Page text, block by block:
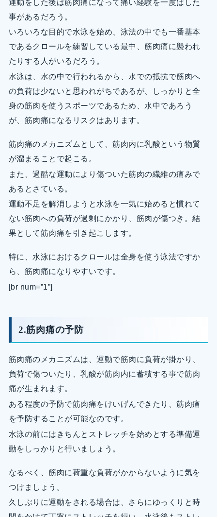
運動をした後は筋肉痛になって痛い経験を一度はした
事があるだろう。
いろいろな目的で水泳を始め、泳法の中でも一番基本
であるクロールを練習している最中、筋肉痛に襲われ
たりする人がいるだろう。
水泳は、水の中で行われるから、水での抵抗で筋肉へ
の負荷は少ないと思われがちであるが、しっかりと全
身の筋肉を使うスポーツであるため、水中であろう
が、筋肉痛になるリスクはあります。
筋肉痛のメカニズムとして、筋肉内に乳酸という物質
が溜まることで起こる。
また、過酷な運動により傷ついた筋肉の繊維の痛みで
あるとさている。
運動不足を解消しようと水泳を一気に始めると慣れて
ない筋肉への負荷が過剰にかかり、筋肉が傷つき。結
果として筋肉痛を引き起こします。
特に、水泳におけるクロールは全身を使う泳法ですか
ら、筋肉痛になりやすいです。
[br num=”1”]
2.筋肉痛の予防
筋肉痛のメカニズムは、運動で筋肉に負荷が掛かり、
負荷で傷ついたり、乳酸が筋肉内に蓄積する事で筋肉
痛が生まれます。
ある程度の予防で筋肉痛をけいげんできたり、筋肉痛
を予防することが可能なのです。
水泳の前にはきちんとストレッチを始めとする準備運
動をしっかりと行いましょう。
なるべく、筋肉に荷重な負荷がかからないように気を
つけましょう。
久しぶりに運動をされる場合は、さらにゆっくりと時